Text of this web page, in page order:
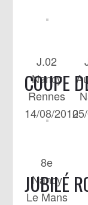
J.02
Nancy
Rennes
14/08/2010
COUPE
8e
Nancy
Le Mans
JUBILÉ